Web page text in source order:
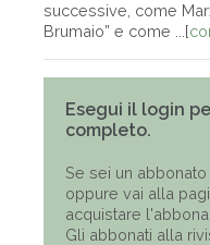
successive, come
Brumaio” e come ...[
Esegui il login
completo.
Se sei un
oppure vai alla
acquistare
Gli abbonati alla